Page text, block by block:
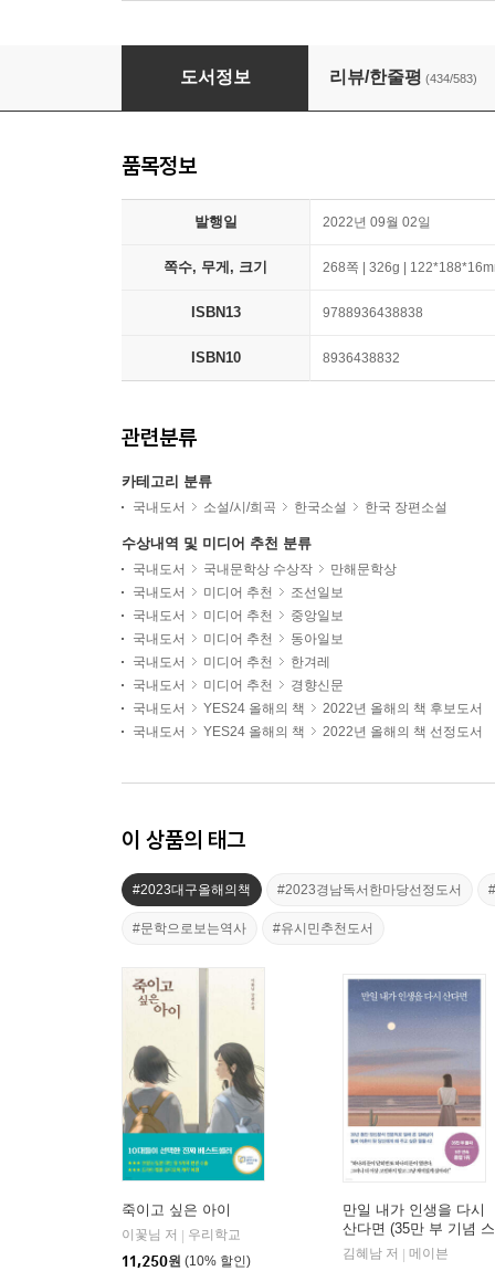
아버지의 해방일지
도서정보 리뷰/한줄평 (434/583)
품목정보
발행일 2022년 09월 02일
쪽수, 무게, 크기 268쪽 | 326g |
ISBN13 9788936438838
ISBN10 8936438832
관련분류
카테고리 분류
국내도서 소설/시/희곡 한국소설 한국 장편소설
수상내역 및 미디어 추천 분류
국내도서 국내문학상 수상작
만해문학상
국내도서
미디어 추천
조선일보
국내도서
미디어 추천
중앙일보
국내도서
미디어 추천
동아일보
국내도서
미디어 추천
한겨레
국내도서
미디어 추천
경향신문
국내도서
YES24 올해의 책
2022년 올해의 책 후보도서
국내도서
YES24 올해의 책 2022년 올해의 책 선정도서
이 상품의 태그
#2023대구올해의책 #2023경남독서한마당선정도서
#문학으로보는역사 #유시민추천도서
죽이고 싶은 아이
이꽃님 저
우리학교
11,250원 (10% 할인)
만일 내가 인생을 다시
산다면 (35만 부 기념 스
페셜 에디션)
김혜남 저
메이븐